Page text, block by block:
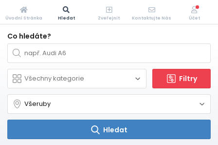
Co hledáte?
Filtry
Hledat
Úvodní Stránka Hledat Zveřejnit Kontaktujte Nás Účet